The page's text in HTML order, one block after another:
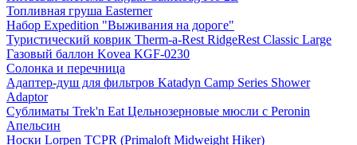
Топливная груша Easterner
Набор Expedition "Выживания на дороге"
Туристический коврик Therm-a-Rest RidgeRest Classic Large
Газовый баллон Kovea KGF-0230
Солонка и перечница
Адаптер-душ для фильтров Katadyn Camp Series Shower
Adaptor
Сублиматы Trek'n Eat Цельнозерновые мюсли с Peronin
Апельсин
Носки Lorpen TCPR (Primaloft Midweight Hiker)